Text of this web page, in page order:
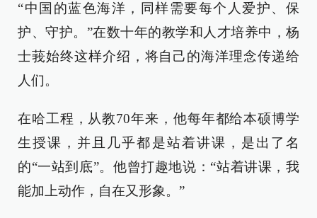
“中国的蓝色海洋，同样需要每个人爱护、保
护、守护。”在数十年的教学和人才培养中，杨
士莪始终这样介绍，将自己的海洋理念传递给
人们。
在哈工程，从教70年来，他每年都给本硕博学
生授课，并且几乎都是站着讲课，是出了名
的“一站到底”。他曾打趣地说：“站着讲课，我
能加上动作，自在又形象。”